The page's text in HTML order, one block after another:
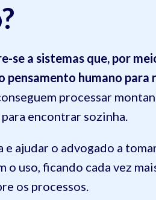
se a sistemas que, por
humano para
processar
encontrar sozinha.
ajudar o advogado a
o uso, ficando cada vez
os processos.